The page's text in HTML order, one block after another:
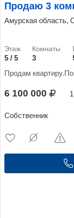
Продаю 3
Амурская область,
5 / 5 3
Продам
6 100 000
Собственник